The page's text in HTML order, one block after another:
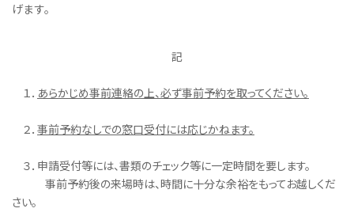
げます。
記
１． あらかじめ事前連絡の上、必ず事前予約を取ってください。
２． 事前予約なしでの窓口受付には応じかねます。
３．申請受付等には、書類のチェック等に一定時間を要します。
事前予約後の来場時は、時間に十分な余裕をもってお越しくだ
さい。